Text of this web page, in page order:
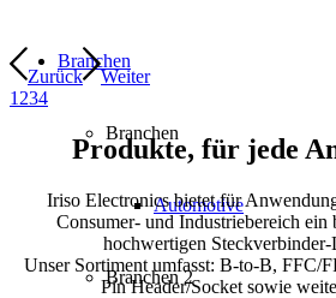
Branchen
Branchen
Automotive
Branchen 2
Zurück
Weiter
1 234
Produkte, für jede
Iriso Electronics bietet für
Consumer‐ und Industriebereich ein
hochwertigen
Unser Sortiment umfasst: B‐to‐B, FFC/
Pin Header/Socket sowie